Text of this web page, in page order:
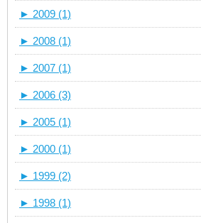
► 2009 (1)
► 2008 (1)
► 2007 (1)
► 2006 (3)
► 2005 (1)
► 2000 (1)
► 1999 (2)
► 1998 (1)